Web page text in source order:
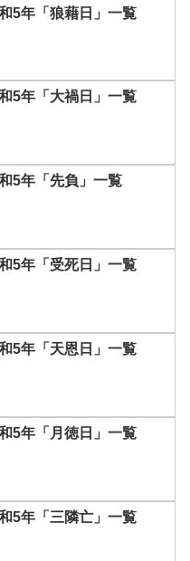
5年「狼藉日」一覧
5年「大禍日」一覧
5年「先負」一覧
5年「受死日」一覧
5年「天恩日」一覧
5年「月徳日」一覧
5年「三隣亡」一覧